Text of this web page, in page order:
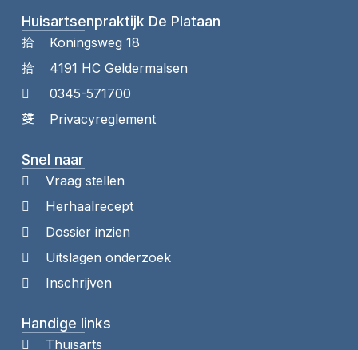
Huisartsenpraktijk De Plataan
Koningsweg 18
4191 HC Geldermalsen
0345-571700
Privacyreglement
Snel naar
Vraag stellen
Herhaalrecept
Dossier inzien
Uitslagen onderzoek
Inschrijven
Handige links
Thuisarts